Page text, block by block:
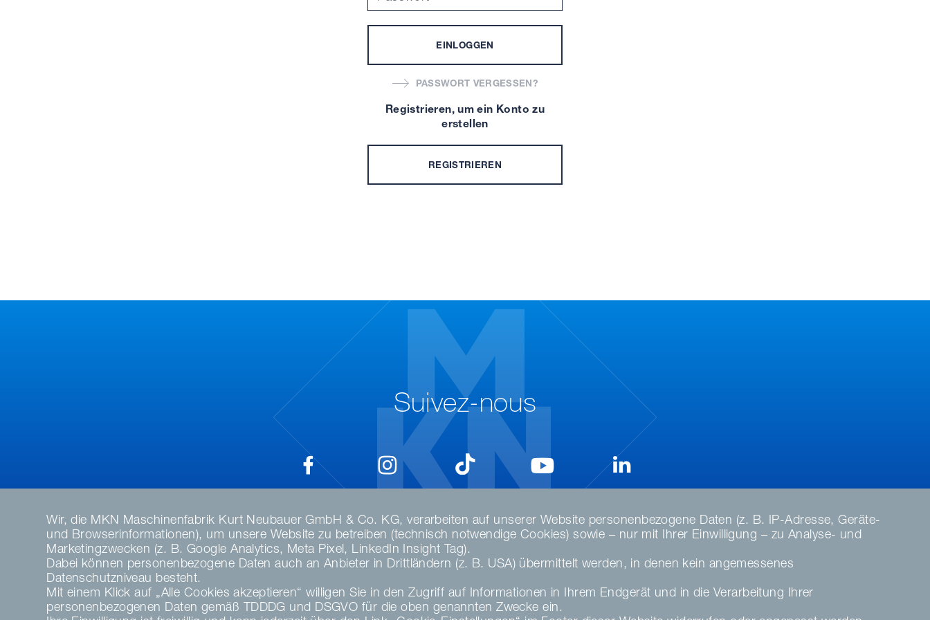
EINLOGGEN
PASSWORT VERGESSEN?
Registrieren, um ein Konto zu
erstellen
REGISTRIEREN
Suivez-nous
DE
Wir, die MKN Maschinenfabrik Kurt Neubauer GmbH & Co. KG, verarbeiten auf unserer Website personenbezogene Daten (z. B. IP-Adresse, Geräte-
und Browserinformationen), um unsere Website zu betreiben (technisch notwendige Cookies) sowie – nur mit Ihrer Einwilligung – zu Analyse- und
Marketingzwecken (z. B. Google Analytics, Meta Pixel, LinkedIn Insight Tag).
Dabei können personenbezogene Daten auch an Anbieter in Drittländern (z. B. USA) übermittelt werden, in denen kein angemessenes
Datenschutzniveau besteht.
Mit einem Klick auf „Alle Cookies akzeptieren“ willigen Sie in den Zugriff auf Informationen in Ihrem Endgerät und in die Verarbeitung Ihrer
personenbezogenen Daten gemäß TDDDG und DSGVO für die oben genannten Zwecke ein.